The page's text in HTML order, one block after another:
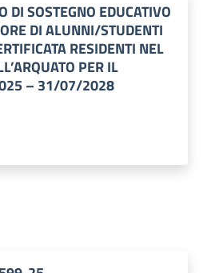
DI SOSTEGNO EDUCATIVO
DI ALUNNI/STUDENTI
RESIDENTI NEL
PER IL
– 31/07/2028